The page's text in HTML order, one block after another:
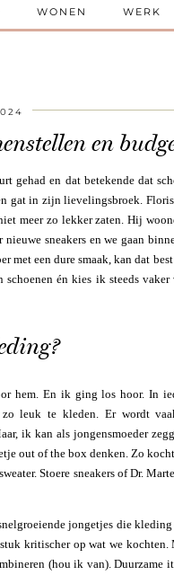
WONEN WERK
en
gehad en dat betekende dat
gat in zijn lievelingsbroek.
meer zo lekker zaten. Hij
sneakers en we gaan
een dure smaak, kan dat
én kies ik steeds vaker
hem. En ik ging los hoor. In
leuk te kleden. Er wordt
ik kan als jongensmoeder
out of the box denken. Zo
Stoere sneakers of Dr.
jongetjes die kleding
kritischer op wat we
(hou ik van). Duurzame